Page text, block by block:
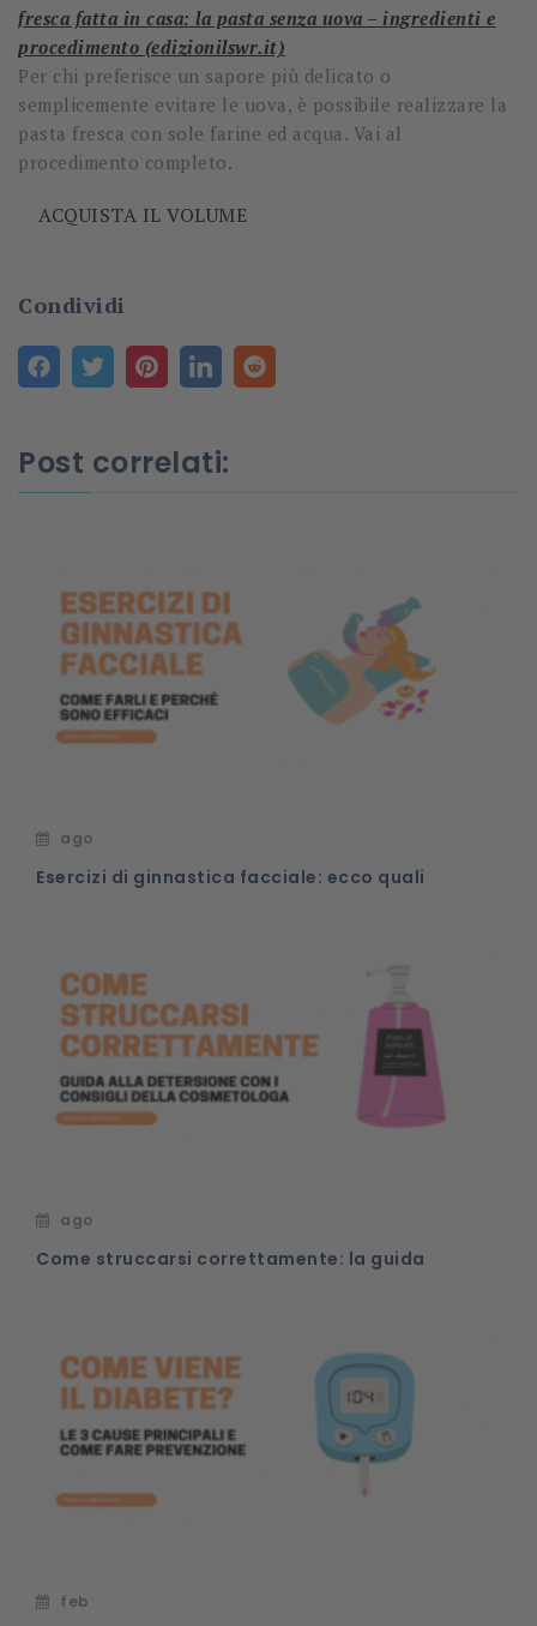
fresca fatta in casa: la pasta senza uova – ingredienti e
procedimento (edizionilswr.it)
Per chi preferisce un sapore più delicato o
semplicemente evitare le uova, è possibile realizzare la
pasta fresca con sole farine ed acqua. Vai al
procedimento completo.
ACQUISTA IL VOLUME
Condividi
Post correlati:
ago
Esercizi di ginnastica facciale: ecco quali
ago
Come struccarsi correttamente: la guida
feb